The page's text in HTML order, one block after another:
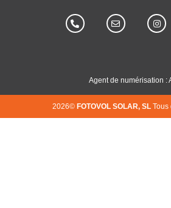
Agent de numérisation :
2026© FOTOVOL SOLAR, SLTous